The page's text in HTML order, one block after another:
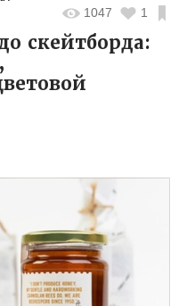
1047 1
скейтборда: